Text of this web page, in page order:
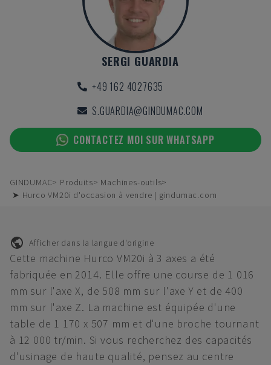
SERGI GUARDIA
+49 162 4027635
S.GUARDIA@GINDUMAC.COM
CONTACTEZ MOI SUR WHATSAPP
GINDUMAC Produits
Machines-outils
➤ Hurco VM20i d'occasion à vendre | gindumac.com
Afficher dans la langue d'origine
Cette machine Hurco VM20i à 3 axes a été
fabriquée en 2014. Elle offre une course de 1 016
mm sur l'axe X, de 508 mm sur l'axe Y et de 400
mm sur l'axe Z. La machine est équipée d'une
table de 1 170 x 507 mm et d'une broche tournant
à 12 000 tr/min. Si vous recherchez des capacités
d'usinage de haute qualité, pensez au centre